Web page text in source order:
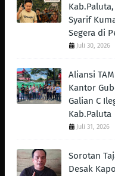
Syarif
Segera di
Juli 30, 2026
Aliansi
Kantor
Galian C
Kab.Paluta
Juli 31, 2026
Sorotan
Desak